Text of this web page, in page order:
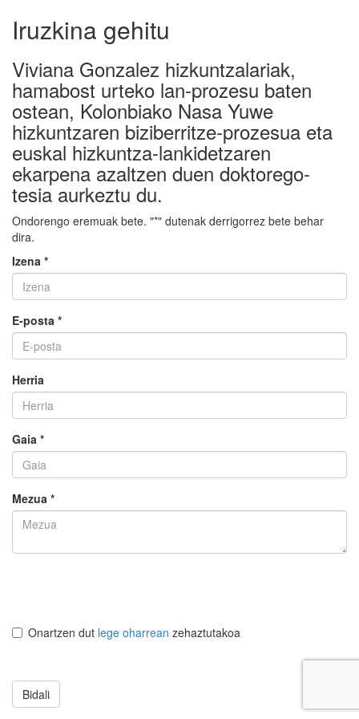
Iruzkina gehitu
Viviana Gonzalez hizkuntzalariak,
hamabost urteko lan-prozesu baten
ostean, Kolonbiako Nasa Yuwe
hizkuntzaren biziberritze-prozesua eta
euskal hizkuntza-lankidetzaren
ekarpena azaltzen duen doktorego-
tesia aurkeztu du.
Ondorengo eremuak bete. "*" dutenak derrigorrez bete behar
dira.
Izena *
E-posta *
Herria
Gaia *
Mezua *
Onartzen dut lege oharrean zehaztutakoa
Bidali